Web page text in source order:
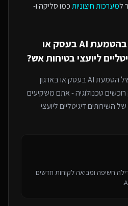
למערכות חיצוניותכמו סליקה ו-
הטמעת AI בעסק או
ליועצי בטיחות אש?
הטמעת AI בעסק או בארגון
טכנולוגיה - אתם משקיעים
של השירותים דיגיטליים ליועצי
חשיפה ומביאה לקוחות חדשים